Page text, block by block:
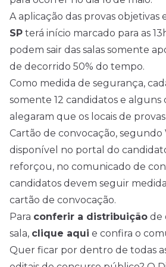
A aplicação das provas objetivas
SP terá início marcado para as
podem sair das salas somente
de decorrido 50% do tempo.
Como medida de segurança,
somente 12 candidatos e alguns
alegaram que os locais de
Cartão de convocação, segundo
disponível no portal do
reforçou, no comunicado de
candidatos devem seguir
cartão de convocação.
Para conferir a distribuição de
sala, clique aqui e confira o
Quer ficar por dentro de todas